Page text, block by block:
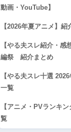
動画・YouTube】
【2026年夏アニメ】
【やる夫スレ紹介・
編祭 紹介まとめ
【やる夫スレ十選
一覧
【アニメ・PVランキ
覧